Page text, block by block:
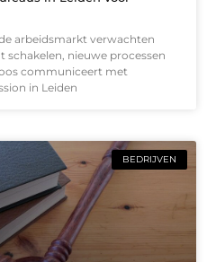
arbeidsmarkt verwachten
schakelen, nieuwe processen
communiceert met
in Leiden
BEDRIJVEN